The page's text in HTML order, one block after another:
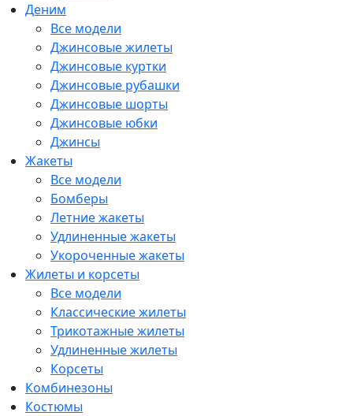
Деним
Все модели
Джинсовые жилеты
Джинсовые куртки
Джинсовые рубашки
Джинсовые шорты
Джинсовые юбки
Джинсы
Жакеты
Все модели
Бомберы
Летние жакеты
Удлиненные жакеты
Укороченные жакеты
Жилеты и корсеты
Все модели
Классические жилеты
Трикотажные жилеты
Удлиненные жилеты
Корсеты
Комбинезоны
Костюмы